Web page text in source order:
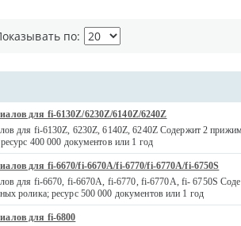
по:
для fi-6130Z/6230Z/6140Z/6240Z
для fi-6130Z, 6230Z, 6140Z, 6240Z Содержит 2
400 000 документов или 1 год
для fi-6670/fi-6670A/fi-6770/fi-6770A/fi-6750S
для fi-6670, fi-6670A, fi-6770, fi-6770A, fi- 6750S
ролика; ресурс 500 000 документов или 1 год
для fi-6800